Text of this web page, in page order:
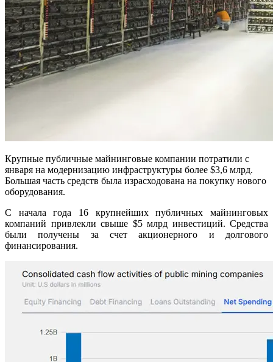
Крупные публичные майнинговые компании потратили с
января на модернизацию инфраструктуры более $3,6 млрд.
Большая часть средств была израсходована на покупку нового
оборудования.
С начала года 16 крупнейших публичных майнинговых
компаний привлекли свыше $5 млрд инвестиций. Средства
были получены за счет акционерного и долгового
финансирования.